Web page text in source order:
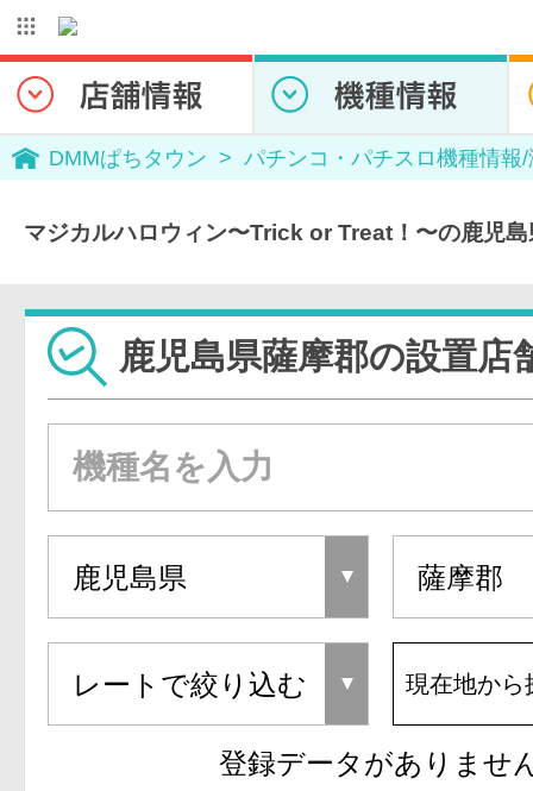
DMMぱちタウン パチンコ・パチスロ機種情報
マジカルハロウィン〜Trick or Treat！〜の鹿児
鹿児島県薩摩郡の設置店
現在地から
登録データがありませ